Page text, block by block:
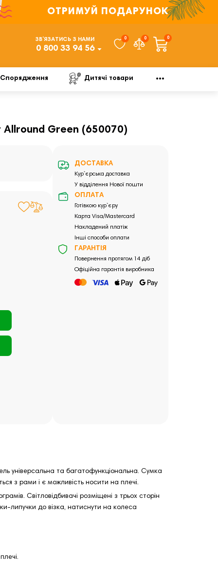
ОТРИМУЙ ПОДАРУНОК
ЗВ’ЯЗАТИСЬ З НАМИ
0 800 33 94 56
0 0 0
Спорядження Дитячі товари
Allround Green (650070)
ДОСТАВКА
Кур`єрська доставка
У відділення Нової пошти
ОПЛАТА
Готівкою кур`єру
Карта Visa/Mastercard
Накладений платіж
Інші способи оплати
ГАРАНТІЯ
Повернення протягом 14 діб
Офіційна гарантія виробника
універсальна та багатофункціональна. Сумка
з рами і є можливість носити на плечі.
Світловідбивачі розміщені з трьох сторін
липучки до візка, натиснути на колеса